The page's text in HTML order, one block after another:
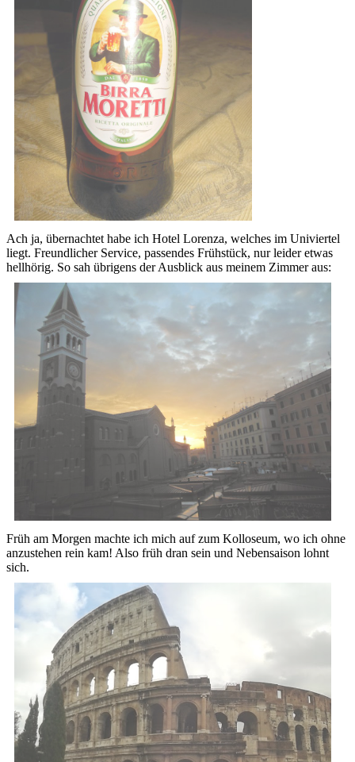
Ach ja, übernachtet habe ich Hotel Lorenza, welches im Univiertel
liegt. Freundlicher Service, passendes Frühstück, nur leider etwas
hellhörig. So sah übrigens der Ausblick aus meinem Zimmer aus:
Früh am Morgen machte ich mich auf zum Kolloseum, wo ich ohne
anzustehen rein kam! Also früh dran sein und Nebensaison lohnt
sich.